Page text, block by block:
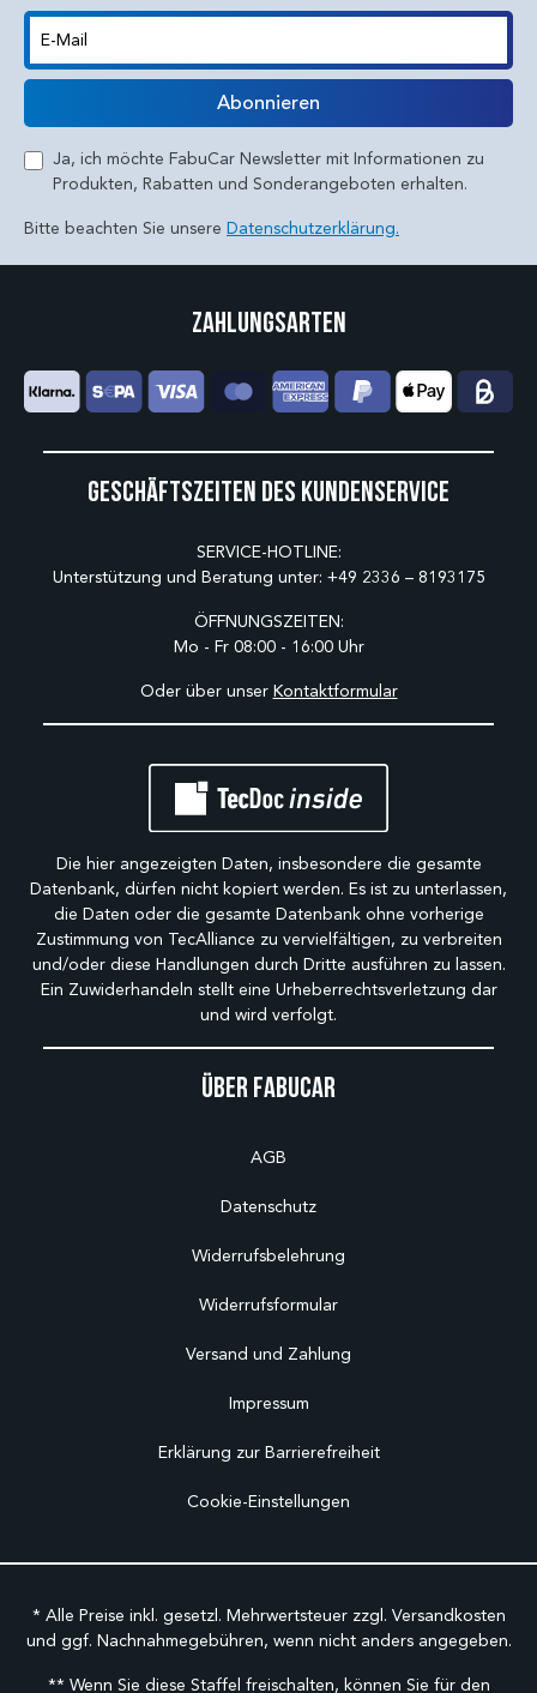
E-Mail
Abonnieren
Ja, ich möchte FabuCar Newsletter mit Informationen zu
Produkten, Rabatten und Sonderangeboten erhalten.
Bitte beachten Sie unsere Datenschutzerklärung.
Über Fabucar
AGB
Datenschutz
Widerrufsbelehrung
Widerrufsformular
Versand und Zahlung
Impressum
Erklärung zur Barrierefreiheit
Cookie-Einstellungen
Geschäftszeiten des Kundenservice
SERVICE-HOTLINE:
Unterstützung und Beratung unter: +49 2336 – 8193175
ÖFFNUNGSZEITEN:
Mo - Fr 08:00 - 16:00 Uhr
Oder über unser Kontaktformular
Zahlungsarten
Die hier angezeigten Daten, insbesondere die gesamte
Datenbank, dürfen nicht kopiert werden. Es ist zu unterlassen,
die Daten oder die gesamte Datenbank ohne vorherige
Zustimmung von TecAlliance zu vervielfältigen, zu verbreiten
und/oder diese Handlungen durch Dritte ausführen zu lassen.
Ein Zuwiderhandeln stellt eine Urheberrechtsverletzung dar
und wird verfolgt.
* Alle Preise inkl. gesetzl. Mehrwertsteuer zzgl. Versandkosten
und ggf. Nachnahmegebühren, wenn nicht anders angegeben.
** Wenn Sie diese Staffel freischalten, können Sie für den